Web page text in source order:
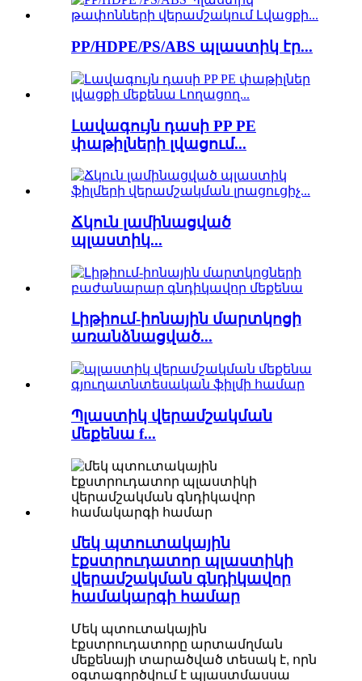
PP/HDPE/PS/ABS պլաստիկ էր...
Լավագույն դասի PP PE
փաթիլների լվացում...
Ճկուն լամինացված
պլաստիկ...
Լիթիում-իոնային մարտկոցի
առանձնացված...
Պլաստիկ վերամշակման
մեքենա f...
մեկ պտուտակային
էքստրուդատոր պլաստիկի
վերամշակման գնդիկավոր
համակարգի համար
Մեկ պտուտակային
էքստրուդատորը արտամղման
մեքենայի տարածված տեսակ է, որն
օգտագործվում է պլաստմասսա